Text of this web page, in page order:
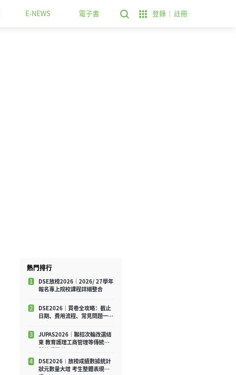
E-NEWS 電子書 登錄 註冊
熱門排行
1
DSE放榜2026｜2026/ 27學年
報名專上院校課程詳細整合
2
DSE2026｜買卷全攻略：截止
日期、費用流程、常見問題一文
3
JUPAS2026｜聯招次輪改選結
束 教育護理工商管理等傳統學
4
DSE2026︱放榜成績數據統計
狀元數量大增 考生整體表現平